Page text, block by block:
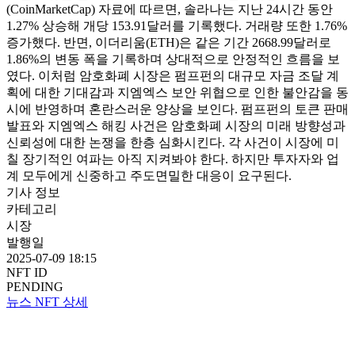
(CoinMarketCap) 자료에 따르면, 솔라나는 지난 24시간 동안
1.27% 상승해 개당 153.91달러를 기록했다. 거래량 또한 1.76%
증가했다. 반면, 이더리움(ETH)은 같은 기간 2668.99달러로
1.86%의 변동 폭을 기록하며 상대적으로 안정적인 흐름을 보
였다. 이처럼 암호화폐 시장은 펌프펀의 대규모 자금 조달 계
획에 대한 기대감과 지엠엑스 보안 위협으로 인한 불안감을 동
시에 반영하며 혼란스러운 양상을 보인다. 펌프펀의 토큰 판매
발표와 지엠엑스 해킹 사건은 암호화폐 시장의 미래 방향성과
신뢰성에 대한 논쟁을 한층 심화시킨다. 각 사건이 시장에 미
칠 장기적인 여파는 아직 지켜봐야 한다. 하지만 투자자와 업
계 모두에게 신중하고 주도면밀한 대응이 요구된다.
기사 정보
카테고리
시장
발행일
2025-07-09 18:15
NFT ID
PENDING
뉴스 NFT 상세